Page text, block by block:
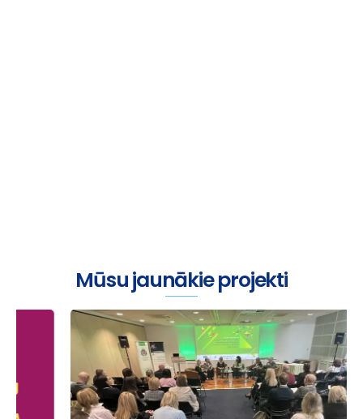
Mūsu jaunākie projekti